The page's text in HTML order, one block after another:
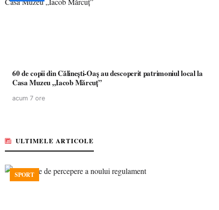
60 de copii din Călinești-Oaș au descoperit patrimoniul local la
Casa Muzeu „Iacob Mărcuț”
acum 7 ore
ULTIMELE ARTICOLE
SPORT